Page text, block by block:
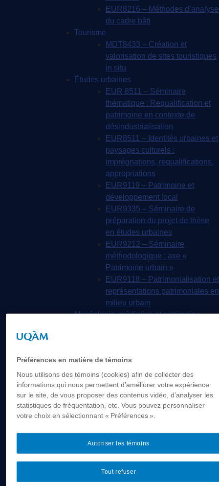
EUR8216 – Méthodes d’analyse
du cadre bâti
Tourisme
MDT8433 – Création et
valorisation de sites touristiques
in situ
Études urbaines
EUR 8511 – Séminaire
thématique : Requalification et
patrimoine en contexte de
désindustrialisation
EUR8511 – Identités urbaines et
paysages culturels :
imprégnations, requalifications,
appropriations
EUR9119 – Patrimoine et
développement local
EUR9335 – Séminaire de
préparation du projet de thèse
en études urbaines
EUR9212 – Séminaire
méthodologique : axe «
Patrimoine urbain »
EUR9118 – Patrimonialisation et
représentations patrimoniales en
milieu urbain
Muséologie, médiation et patrimoine
communications, gestion en
patrimoine
Direction de thèses et de mémoires
Stages
Archives
MDT8001 – Épistémologie des
études touristiques
MDT8101 – Culture et tourisme
MSL9005 – La
Préférences en matière de témoins
Nous utilisons des témoins (cookies) afin de collecter des
informations qui nous permettent d’améliorer votre expérience
sur le site, de vous proposer des contenus vidéo, d’analyser les
statistiques de fréquentation, etc. Vous pouvez personnaliser
votre choix en sélectionnant « Préférences ».
Tout refuser
Autoriser les témoins